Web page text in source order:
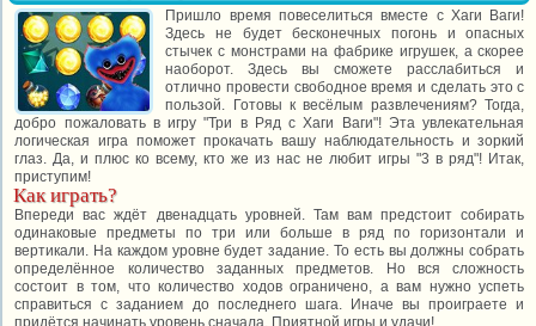
Пришло время повеселиться вместе с Хаги Ваги!
Здесь не будет бесконечных погонь и опасных
стычек с монстрами на фабрике игрушек, а скорее
наоборот. Здесь вы сможете расслабиться и
отлично провести свободное время и сделать это с
пользой. Готовы к весёлым развлечениям? Тогда,
добро пожаловать в игру "Три в Ряд с Хаги Ваги"! Эта увлекательная
логическая игра поможет прокачать вашу наблюдательность и зоркий
глаз. Да, и плюс ко всему, кто же из нас не любит игры "3 в ряд"! Итак,
приступим!
Как играть?
Впереди вас ждёт двенадцать уровней. Там вам предстоит собирать
одинаковые предметы по три или больше в ряд по горизонтали и
вертикали. На каждом уровне будет задание. То есть вы должны собрать
определённое количество заданных предметов. Но вся сложность
состоит в том, что количество ходов ограничено, а вам нужно успеть
справиться с заданием до последнего шага. Иначе вы проиграете и
придётся начинать уровень сначала. Приятной игры и удачи!